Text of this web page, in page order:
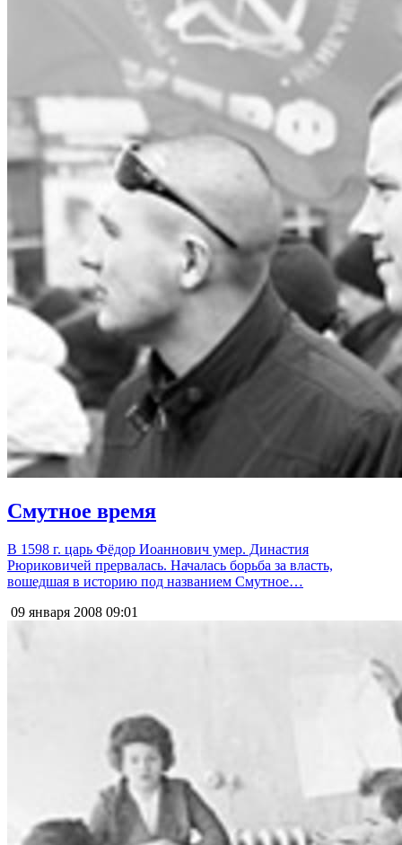
Смутное время
В 1598 г. царь Фёдор Иоаннович умер. Династия
Рюриковичей прервалась. Началась борьба за власть,
вошедшая в историю под названием Смутное…
09 января 2008 09:01